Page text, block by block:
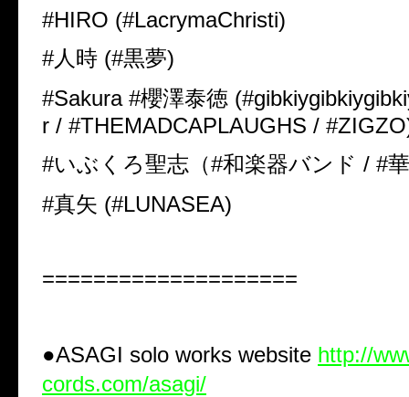
#HIRO (#LacrymaChristi)
#人時 (#黒夢)
#Sakura #櫻澤泰徳
r / #THEMADCAPLAUGHS /
#いぶくろ聖志（#和楽器バンド / #
#真矢 (#LUNASEA)
====================
●ASAGI solo works website http://
cords.com/asagi/